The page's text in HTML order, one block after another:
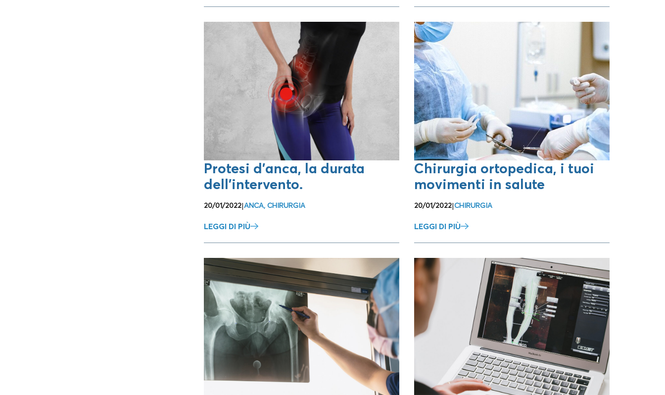
Protesi d’anca, la durata
dell’intervento.
20/01/2022|ANCA, CHIRURGIA
LEGGI DI PIÙ
Chirurgia ortopedica, i tuoi
movimenti in salute
20/01/2022|CHIRURGIA
LEGGI DI PIÙ